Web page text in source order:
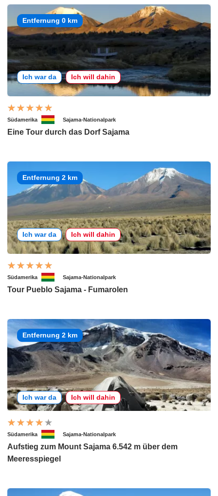
Entfernung 0 km
Ich war da Ich will dahin
Südamerika Sajama-Nationalpark
Eine Tour durch das Dorf Sajama
Entfernung 2 km
Ich war da Ich will dahin
Südamerika Sajama-Nationalpark
Tour Pueblo Sajama - Fumarolen
Entfernung 2 km
Ich war da Ich will dahin
Südamerika Sajama-Nationalpark
Aufstieg zum Mount Sajama 6.542 m über dem
Meeresspiegel